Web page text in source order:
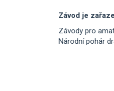
Závod je
Závody pro
Národní pohár